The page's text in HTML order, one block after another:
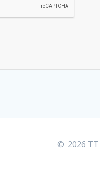
© 2026 TT